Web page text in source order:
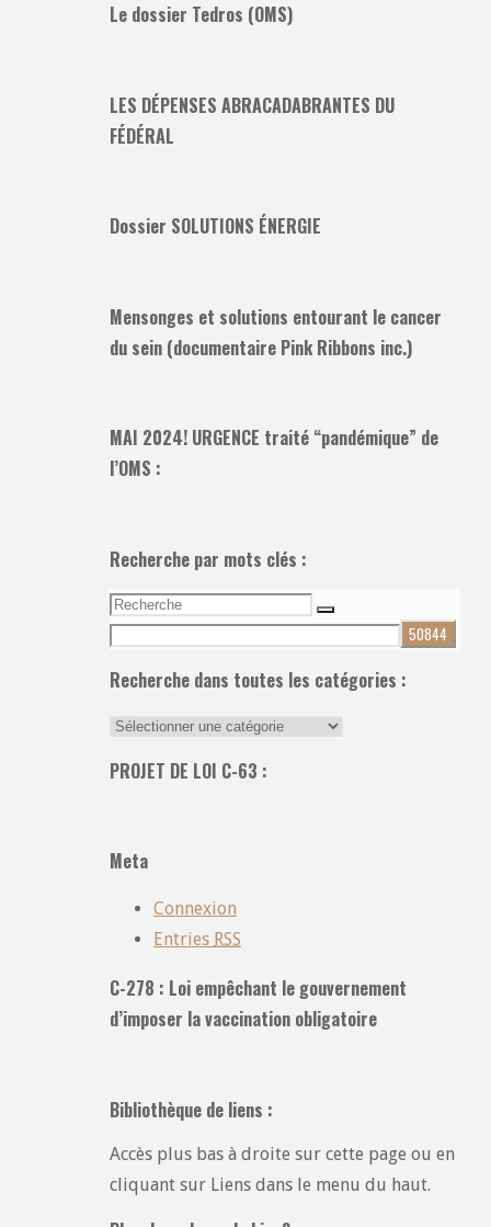
Le dossier Tedros (OMS)
LES DÉPENSES ABRACADABRANTES DU
FÉDÉRAL
Dossier SOLUTIONS ÉNERGIE
Mensonges et solutions entourant le cancer
du sein (documentaire Pink Ribbons inc.)
MAI 2024! URGENCE traité “pandémique” de
l’OMS :
Recherche par mots clés :
Recherche
pour:
Recherche
Recherche dans toutes les catégories :
Recherche
toutes
PROJET DE LOI C-63 :
Meta
Connexion
Entries RSS
C-278 : Loi empêchant le gouvernement
d’imposer la vaccination obligatoire
Bibliothèque de liens :
Accès plus bas à droite sur cette page ou en
cliquant sur Liens dans le menu du haut.